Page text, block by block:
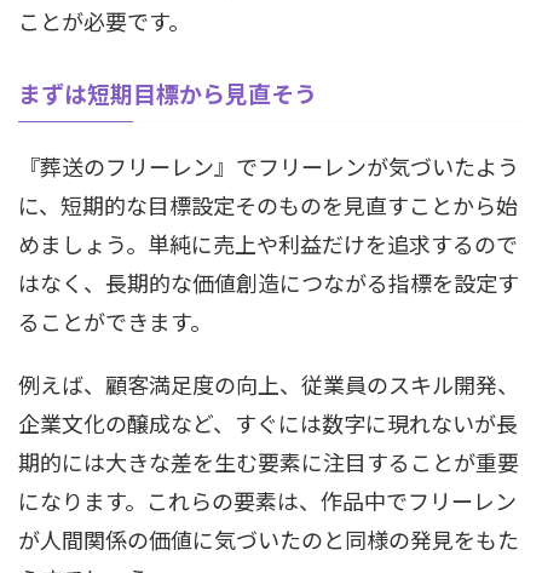
ことが必要です。
まずは短期目標から見直そう
『葬送のフリーレン』でフリーレンが気づいたよう
に、短期的な目標設定そのものを見直すことから始
めましょう。単純に売上や利益だけを追求するので
はなく、長期的な価値創造につながる指標を設定す
ることができます。
例えば、顧客満足度の向上、従業員のスキル開発、
企業文化の醸成など、すぐには数字に現れないが長
期的には大きな差を生む要素に注目することが重要
になります。これらの要素は、作品中でフリーレン
が人間関係の価値に気づいたのと同様の発見をもた